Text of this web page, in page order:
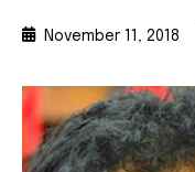
November 11, 2018